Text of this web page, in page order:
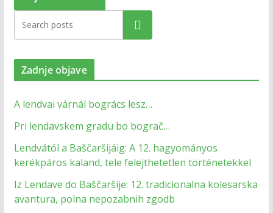
Zadnje objave
A lendvai várnál bogrács lesz…
Pri lendavskem gradu bo bograč…
Lendvától a Baščaršijáig: A 12. hagyományos
kerékpáros kaland, tele felejthetetlen történetekkel
Iz Lendave do Baščaršije: 12. tradicionalna kolesarska
avantura, polna nepozabnih zgodb